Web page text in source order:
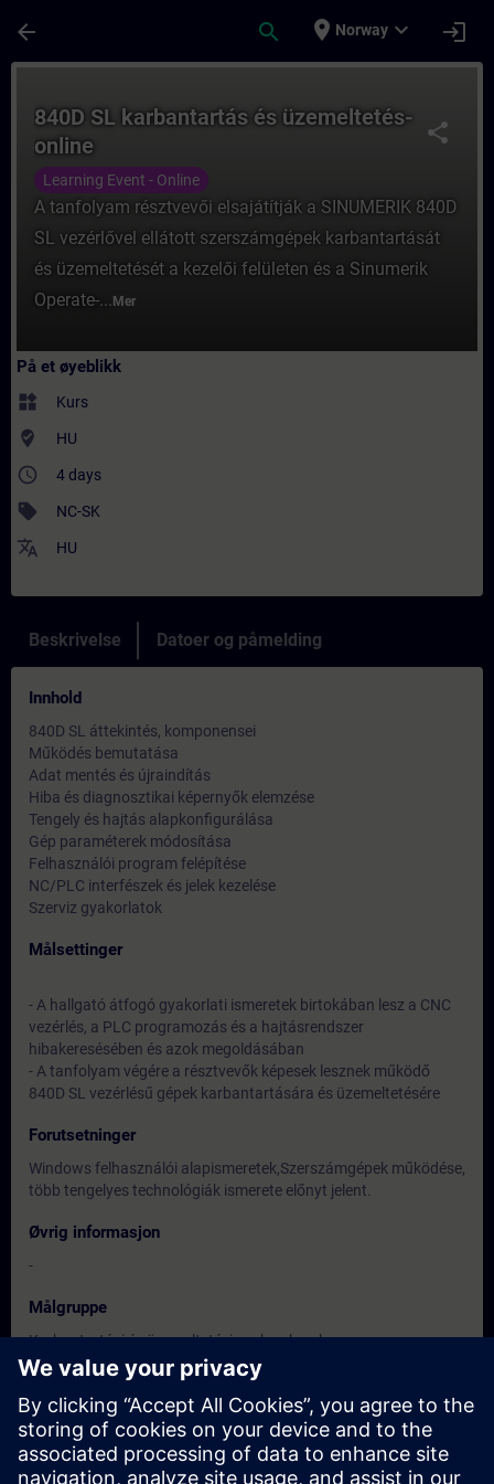
arrow_back search place Norway expand_more login
share
840D SL karbantartás és üzemeltetés-
online
Learning Event - Online
A tanfolyam résztvevői elsajátítják a SINUMERIK 840D
SL vezérlővel ellátott szerszámgépek karbantartását
és üzemeltetését a kezelői felületen és a Sinumerik
Operate-... Mer
På et øyeblikk
widgets Kurs
where_to_vote HU
access_time 4 days
sell NC-SK
translate HU
Beskrivelse Datoer og påmelding
Innhold
840D SL áttekintés, komponensei
Működés bemutatása
Adat mentés és újraindítás
Hiba és diagnosztikai képernyők elemzése
Tengely és hajtás alapkonfigurálása
Gép paraméterek módosítása
Felhasználói program felépítése
NC/PLC interfészek és jelek kezelése
Szerviz gyakorlatok
Målsettinger
- A hallgató átfogó gyakorlati ismeretek birtokában lesz a CNC
vezérlés, a PLC programozás és a hajtásrendszer
hibakeresésében és azok megoldásában
- A tanfolyam végére a résztvevők képesek lesznek működő
840D SL vezérlésű gépek karbantartására és üzemeltetésére
Forutsetninger
Windows felhasználói alapismeretek,Szerszámgépek működése,
több tengelyes technológiák ismerete előnyt jelent.
Øvrig informasjon
-
Målgruppe
Karbantartási és üzemeltetési szakemberek.
Datoer og påmelding
For øyeblikket er det ingen arrangementer